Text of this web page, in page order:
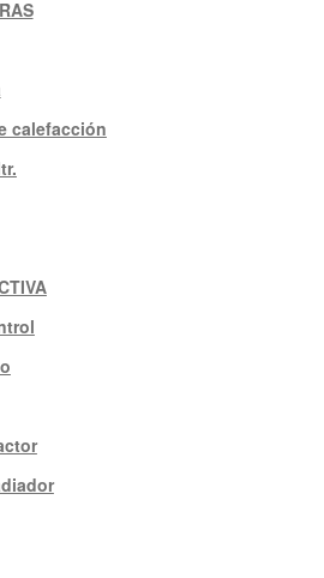
calefacción